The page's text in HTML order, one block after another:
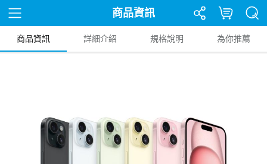
商品資訊
商品資訊 詳細介紹 規格說明 為你推薦